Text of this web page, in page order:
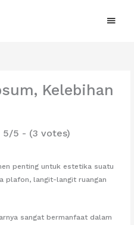
Menu
Kelebihan
5/5 - (3 votes)
penting untuk estetika suatu
plafon, langit-langit ruangan
sangat bermanfaat dalam